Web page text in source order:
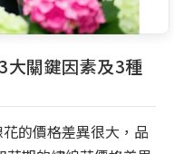
大關鍵因素及3種
的價格差異很大，品